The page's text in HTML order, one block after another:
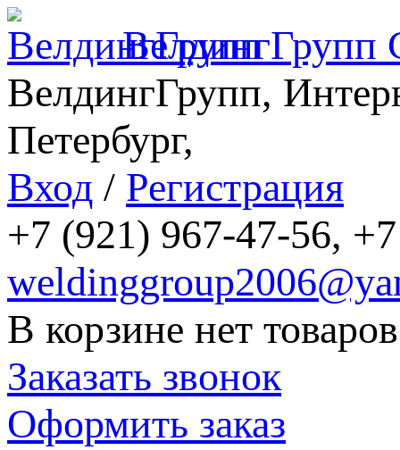
ВелдингГрупп
ВелдингГрупп,
Петербург,
Вход / Регистрация
+7 (921) 967-47-56,
В корзине нет товаров
Заказать звонок
Оформить заказ